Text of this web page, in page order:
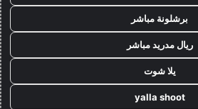
برشلونة مباشر
ريال مدريد مباشر
يلا شوت
yalla shoot